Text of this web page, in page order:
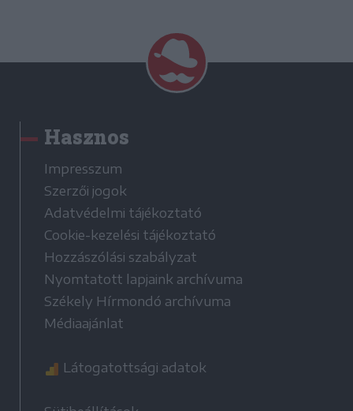
Hasznos
Impresszum
Szerzői jogok
Adatvédelmi tájékoztató
Cookie-kezelési tájékoztató
Hozzászólási szabályzat
Nyomtatott lapjaink archívuma
Székely Hírmondó archívuma
Médiaajánlat
Látogatottsági adatok